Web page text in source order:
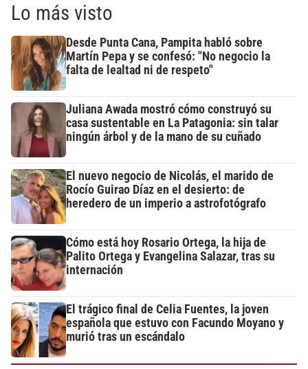
Lo más visto
Desde Punta Cana, Pampita habló sobre
Martín Pepa y se confesó: "No negocio la
falta de lealtad ni de respeto"
Juliana Awada mostró cómo construyó su
casa sustentable en La Patagonia: sin talar
ningún árbol y de la mano de su cuñado
El nuevo negocio de Nicolás, el marido de
Rocío Guirao Díaz en el desierto: de
heredero de un imperio a astrofotógrafo
Cómo está hoy Rosario Ortega, la hija de
Palito Ortega y Evangelina Salazar, tras su
internación
El trágico final de Celia Fuentes, la joven
española que estuvo con Facundo Moyano y
murió tras un escándalo